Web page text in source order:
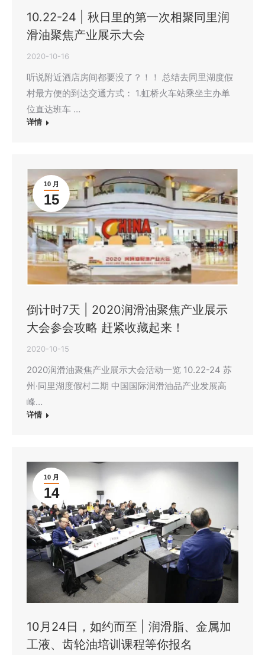
10.22-24 | 秋日里的第一次相聚同里润
滑油聚焦产业展示大会
2020-10-16
听说附近酒店房间都要没了？！！ 总结去同里湖度假
村最方便的到达交通方式： 1.虹桥火车站乘坐主办单
位直达班车 …
详情
10 月
15
倒计时7天 | 2020润滑油聚焦产业展示
大会参会攻略 赶紧收藏起来！
2020-10-15
2020润滑油聚焦产业展示大会活动一览 10.22-24 苏
州·同里湖度假村二期 中国国际润滑油品产业发展高
峰…
详情
10 月
14
10月24日，如约而至 | 润滑脂、金属加
工液、齿轮油培训课程等你报名